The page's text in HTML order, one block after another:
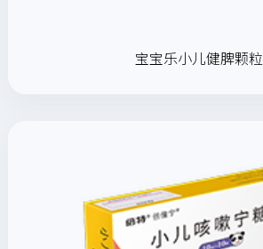
宝宝乐小儿健脾颗粒